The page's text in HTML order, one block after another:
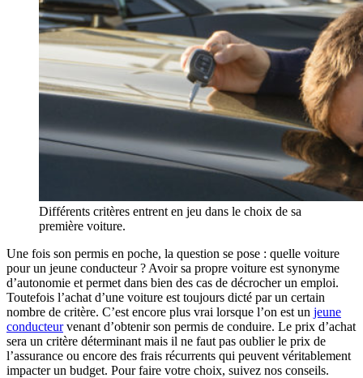
Différents critères entrent en jeu dans le choix de sa
première voiture.
Une fois son permis en poche, la question se pose : quelle voiture
pour un jeune conducteur ? Avoir sa propre voiture est synonyme
d’autonomie et permet dans bien des cas de décrocher un emploi.
Toutefois l’achat d’une voiture est toujours dicté par un certain
nombre de critère. C’est encore plus vrai lorsque l’on est un jeune
conducteurvenant d’obtenir son permis de conduire. Le prix d’achat
sera un critère déterminant mais il ne faut pas oublier le prix de
l’assurance ou encore des frais récurrents qui peuvent véritablement
impacter un budget. Pour faire votre choix, suivez nos conseils.